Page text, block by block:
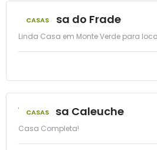
CASAS
01 - Casa do Frade
Linda Casa em Monte Verde para
CASAS
17 - Casa Caleuche
Casa Completa!